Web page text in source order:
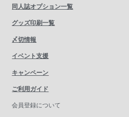
同人誌オプション一覧
グッズ印刷一覧
〆切情報
イベント支援
キャンペーン
ご利用ガイド
会員登録について